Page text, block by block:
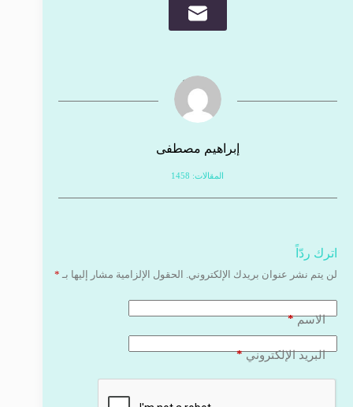
إبراهيم مصطفى
المقالات: 1458
اترك ردّاً
لن يتم نشر عنوان بريدك الإلكتروني. الحقول الإلزامية مشار إليها بـ *
الاسم*
البريد الإلكتروني*